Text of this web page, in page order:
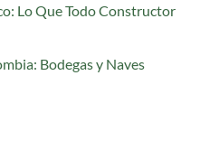
Lo Que Todo Constructor
Bodegas y Naves